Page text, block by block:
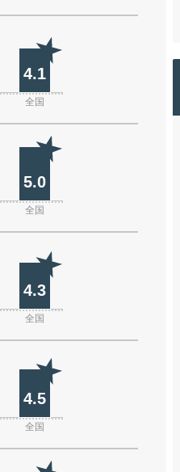
4.1
全国
5.0
全国
4.3
全国
4.5
全国